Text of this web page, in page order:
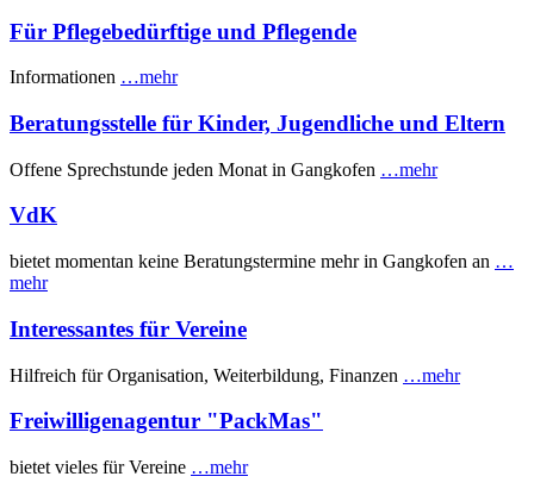
Für Pflegebedürftige und Pflegende
Informationen …mehr
Beratungsstelle für Kinder, Jugendliche und Eltern
Offene Sprechstunde jeden Monat in Gangkofen …mehr
VdK
bietet momentan keine Beratungstermine mehr in Gangkofen an …
mehr
Interessantes für Vereine
Hilfreich für Organisation, Weiterbildung, Finanzen …mehr
Freiwilligenagentur "PackMas"
bietet vieles für Vereine …mehr